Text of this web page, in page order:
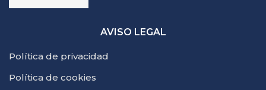
AVISO LEGAL
Política de privacidad
Política de cookies